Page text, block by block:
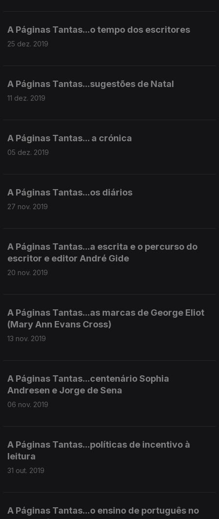
A Páginas Tantas...o tempo dos escritores
25 dez. 2019
A Páginas Tantas...sugestões de Natal
11 dez. 2019
A Páginas Tantas... a crónica
05 dez. 2019
A Páginas Tantas...os diários
27 nov. 2019
A Páginas Tantas...a escrita e o percurso do
escritor e editor André Gide
20 nov. 2019
A Páginas Tantas...as marcas de George Eliot
(Mary Ann Evans Cross)
13 nov. 2019
A Páginas Tantas...centenário Sophia
Andresen e Jorge de Sena
06 nov. 2019
A Páginas Tantas...políticas de incentivo à
leitura
31 out. 2019
A Páginas Tantas...o ensino de português no